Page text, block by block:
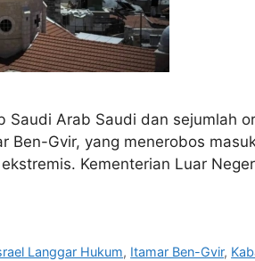
Saudi Arab Saudi dan sejumlah
Ben-Gvir, yang menerobos
Kementerian Luar
Langgar Hukum, Itamar Ben-Gvir,